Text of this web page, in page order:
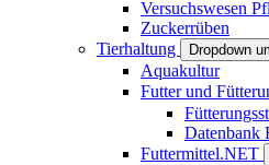
Versuchswesen
Zuckerrüben
Tierhaltung
Dropdown
Aquakultur
Futter und
Datenbank
Futtermittel.NET